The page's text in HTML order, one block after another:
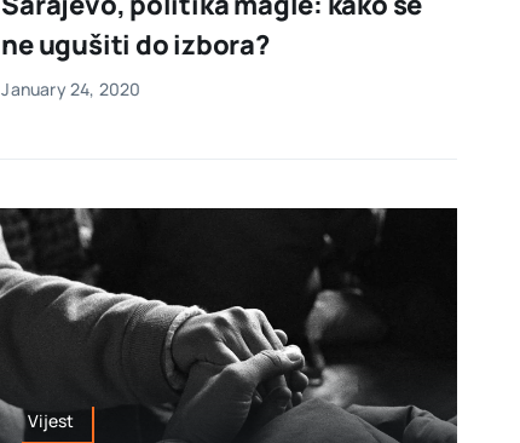
ne ugušiti do izbora?
January 24, 2020
Vijest